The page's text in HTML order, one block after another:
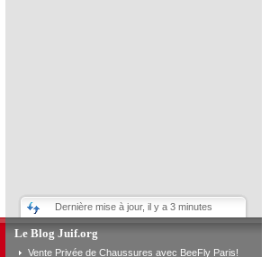
Dernière mise à jour, il y a 3 minutes
Le Blog Juif.org
Vente Privée de Chaussures avec BeeFly Paris!